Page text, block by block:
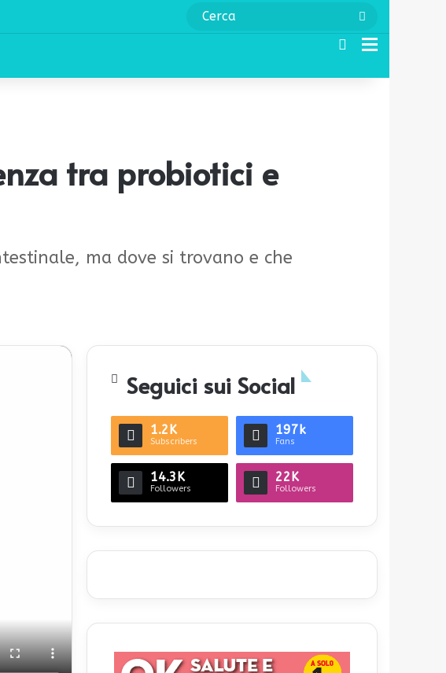
Cerca
tra probiotici e
ma dove si trovano e che
Seguici sui Social
1.2K
Subscribers
197k
Fans
14.3K
Followers
22K
Followers